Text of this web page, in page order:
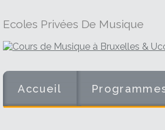
Ecoles Privées De Musique
Accueil